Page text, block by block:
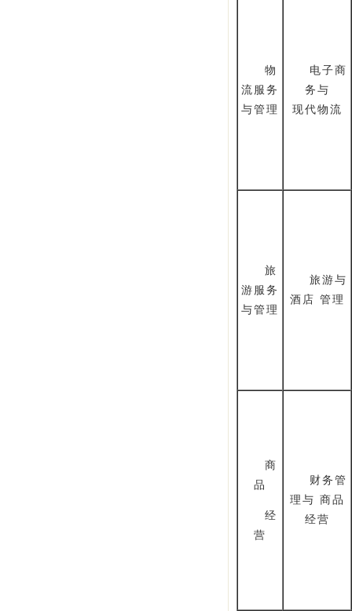
物
流服务
与管理
电子商
务与
现代物流
旅
游服务
与管理
旅游与
酒店 管理
商
品
经
营
财务管
理与 商品
经营